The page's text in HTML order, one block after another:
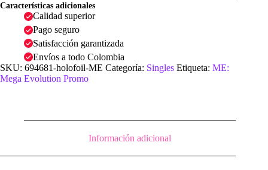
Características adicionales
Calidad superior
Pago seguro
Satisfacción garantizada
Envíos a todo Colombia
SKU: 694681-holofoil-ME Categoría: Singles Etiqueta: ME:
Mega Evolution Promo
Información adicional